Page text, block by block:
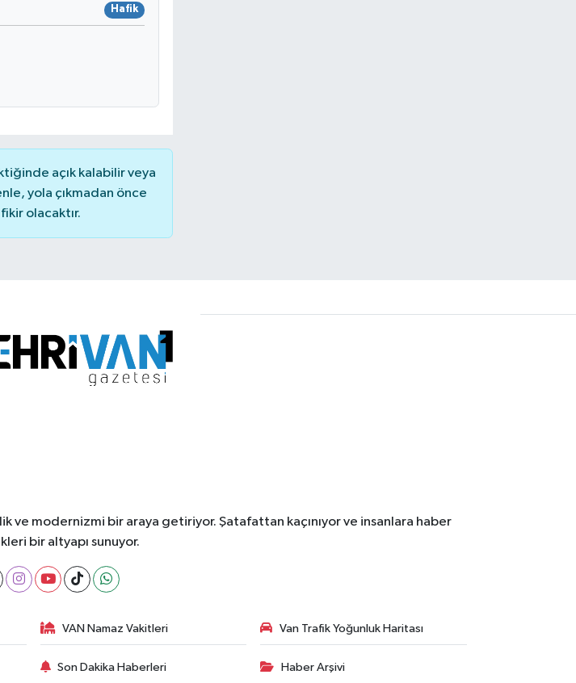
Hafik
açık kalabilir veya
yola çıkmadan önce
olacaktır.
ve modernizmi bir araya getiriyor. Şatafattan kaçınıyor ve insanlara haber
bir altyapı sunuyor.
VAN Namaz Vakitleri Van Trafik Yoğunluk Haritası
Son Dakika Haberleri Haber Arşivi